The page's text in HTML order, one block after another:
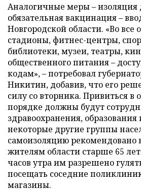
Аналогичные меры –
обязательная вакцинация –
Новгородской области. «Во
стадионы, фитнес-центры,
библиотеки, музеи, театры,
общественного питания –
кодам», – потребовал
Никитин, добавив, что его
силу со вторника. Привиться в
порядке должны будут
здравоохранения, образования
некоторые другие группы
самоизоляцию
жителям области старше 65
часов утра им разрешено
посещать соседние
магазины.